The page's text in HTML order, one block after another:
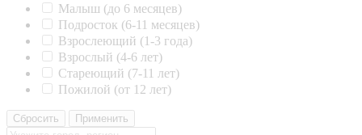
Малыш (до 6 месяцев)
Подросток (6-11 месяцев)
Взрослеющий (1-3 года)
Взрослый (4-6 лет)
Стареющий (7-11 лет)
Пожилой (от 12 лет)
Сбросить Применить